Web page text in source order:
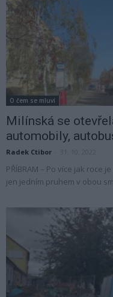
O čem se mluví
Milínská se
automobily,
Radek Ctibor
PŘÍBRAM – Po více jak roce
jen jedním pruhem v obou